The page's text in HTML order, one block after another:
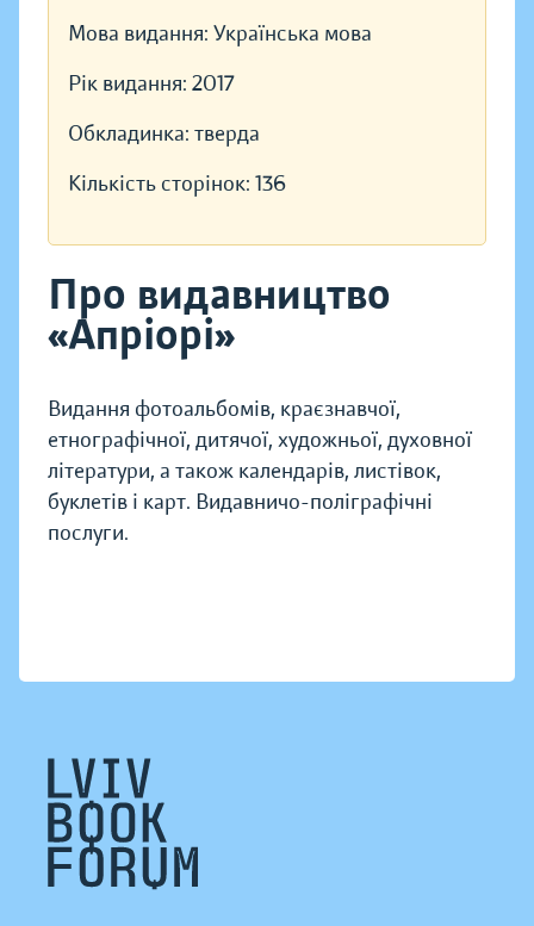
Мова видання: Українська мова
Рік видання: 2017
Обкладинка: тверда
Кількість сторінок: 136
Про видавництво
«Апріорі»
Видання фотоальбомів, краєзнавчої,
етнографічної, дитячої, художньої, духовної
літератури, а також календарів, листівок,
буклетів і карт. Видавничо-поліграфічні
послуги.